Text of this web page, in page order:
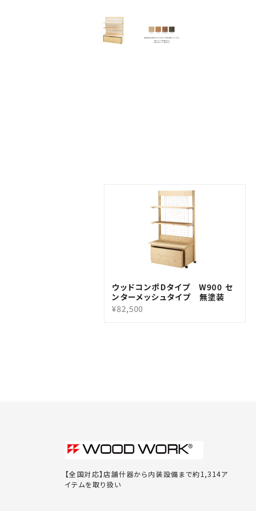
ウッドコンポDタイプ W900 セ
ンターメッシュタイプ 無塗装
¥82,500
【全国対応】店舗什器から内装設備まで約1,314ア
イテムを取り扱い